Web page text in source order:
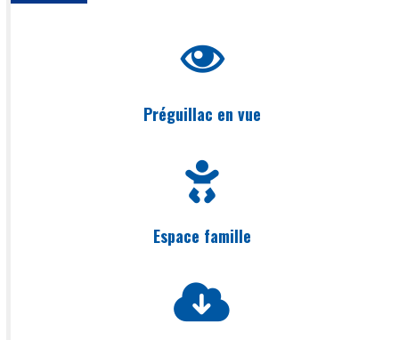
Préguillac en vue
Espace famille